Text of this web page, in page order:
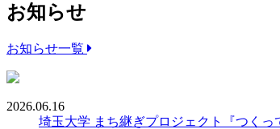
お知らせ
お知らせ一覧
2026.06.16
埼玉大学 まち継ぎプロジェクト『つく